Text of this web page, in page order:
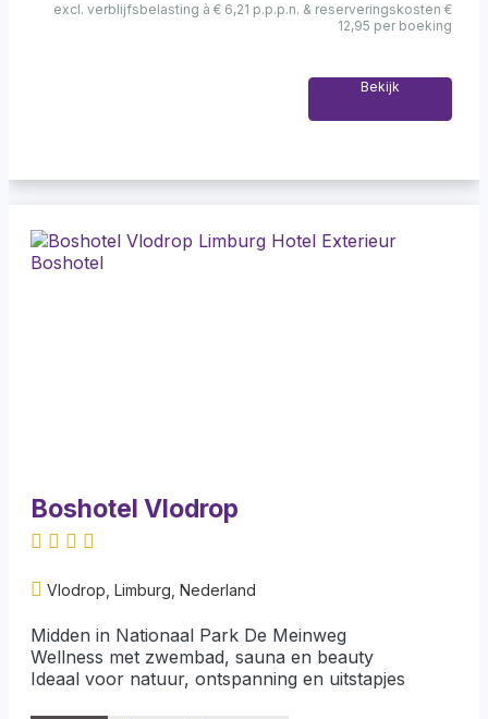
excl. verblijfsbelasting à € 6,21 p.p.p.n. & reserveringskosten €
12,95 per boeking
Bekijk
Boshotel Vlodrop
Vlodrop, Limburg, Nederland
Midden in Nationaal Park De Meinweg
Wellness met zwembad, sauna en beauty
Ideaal voor natuur, ontspanning en uitstapjes